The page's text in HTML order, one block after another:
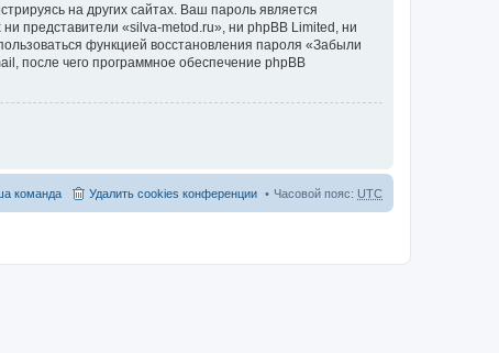
на других сайтах. Ваш пароль является
представители «silva-metod.ru», ни phpBB Limited, ни
функцией восстановления пароля «Забыли
после чего программное обеспечение phpBB
Часовой пояс: UTC
Удалить cookies конференции
команда